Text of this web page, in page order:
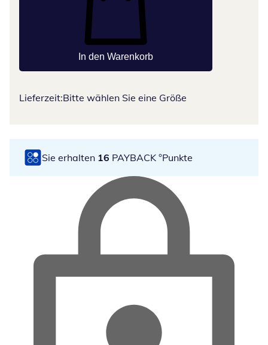
In den Warenkorb
Lieferzeit:Bitte wählen Sie eine Größe
Sie erhalten 16 PAYBACK °Punkte